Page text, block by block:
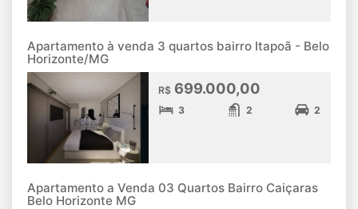
Apartamento à venda 3 quartos bairro Itapoã - Belo
Horizonte/MG
R$ 699.000,00
3 2 2
Apartamento a Venda 03 Quartos Bairro Caiçaras
Belo Horizonte MG